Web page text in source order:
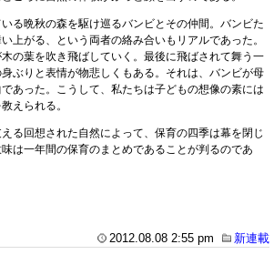
る晩秋の森を駆け巡るバンビとその仲間。バンビた
上がる、という両者の絡み合いもリアルであった。
の葉を吹き飛ばしていく。最後に飛ばされて舞う一
ぶりと表情が物悲しくもある。それは、バンビが母
あった。こうして、私たちは子どもの想像の素には
えられる。
る回想された自然によって、保育の四季は幕を閉じ
は一年間の保育のまとめであることが判るのであ
2012.08.08 2:55 pm 新連載